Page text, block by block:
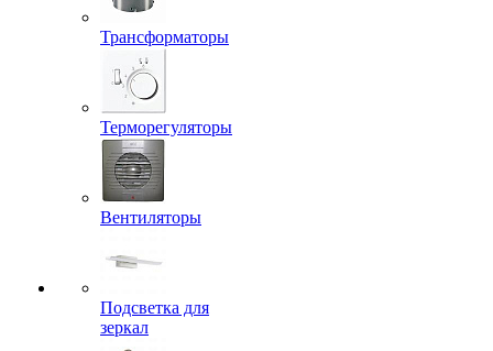
Трансформаторы
Терморегуляторы
Вентиляторы
Подсветка для
зеркал